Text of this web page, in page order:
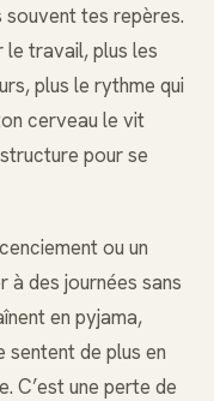
souvent tes repères.
le travail, plus les
plus le rythme qui
cerveau le vit
pour se
ou un
des journées sans
en pyjama,
sentent de plus en
C’est une perte de